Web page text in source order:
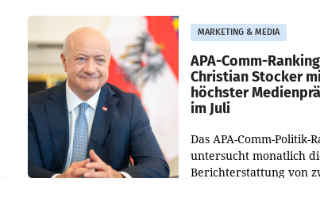
entsprechende
Medienberichte.
MARKETING & MEDIA
APA-Comm-
Christian Stocker
höchster
im Juli
Das APA-Comm-Politik-
untersucht monatlich
Berichterstattung von